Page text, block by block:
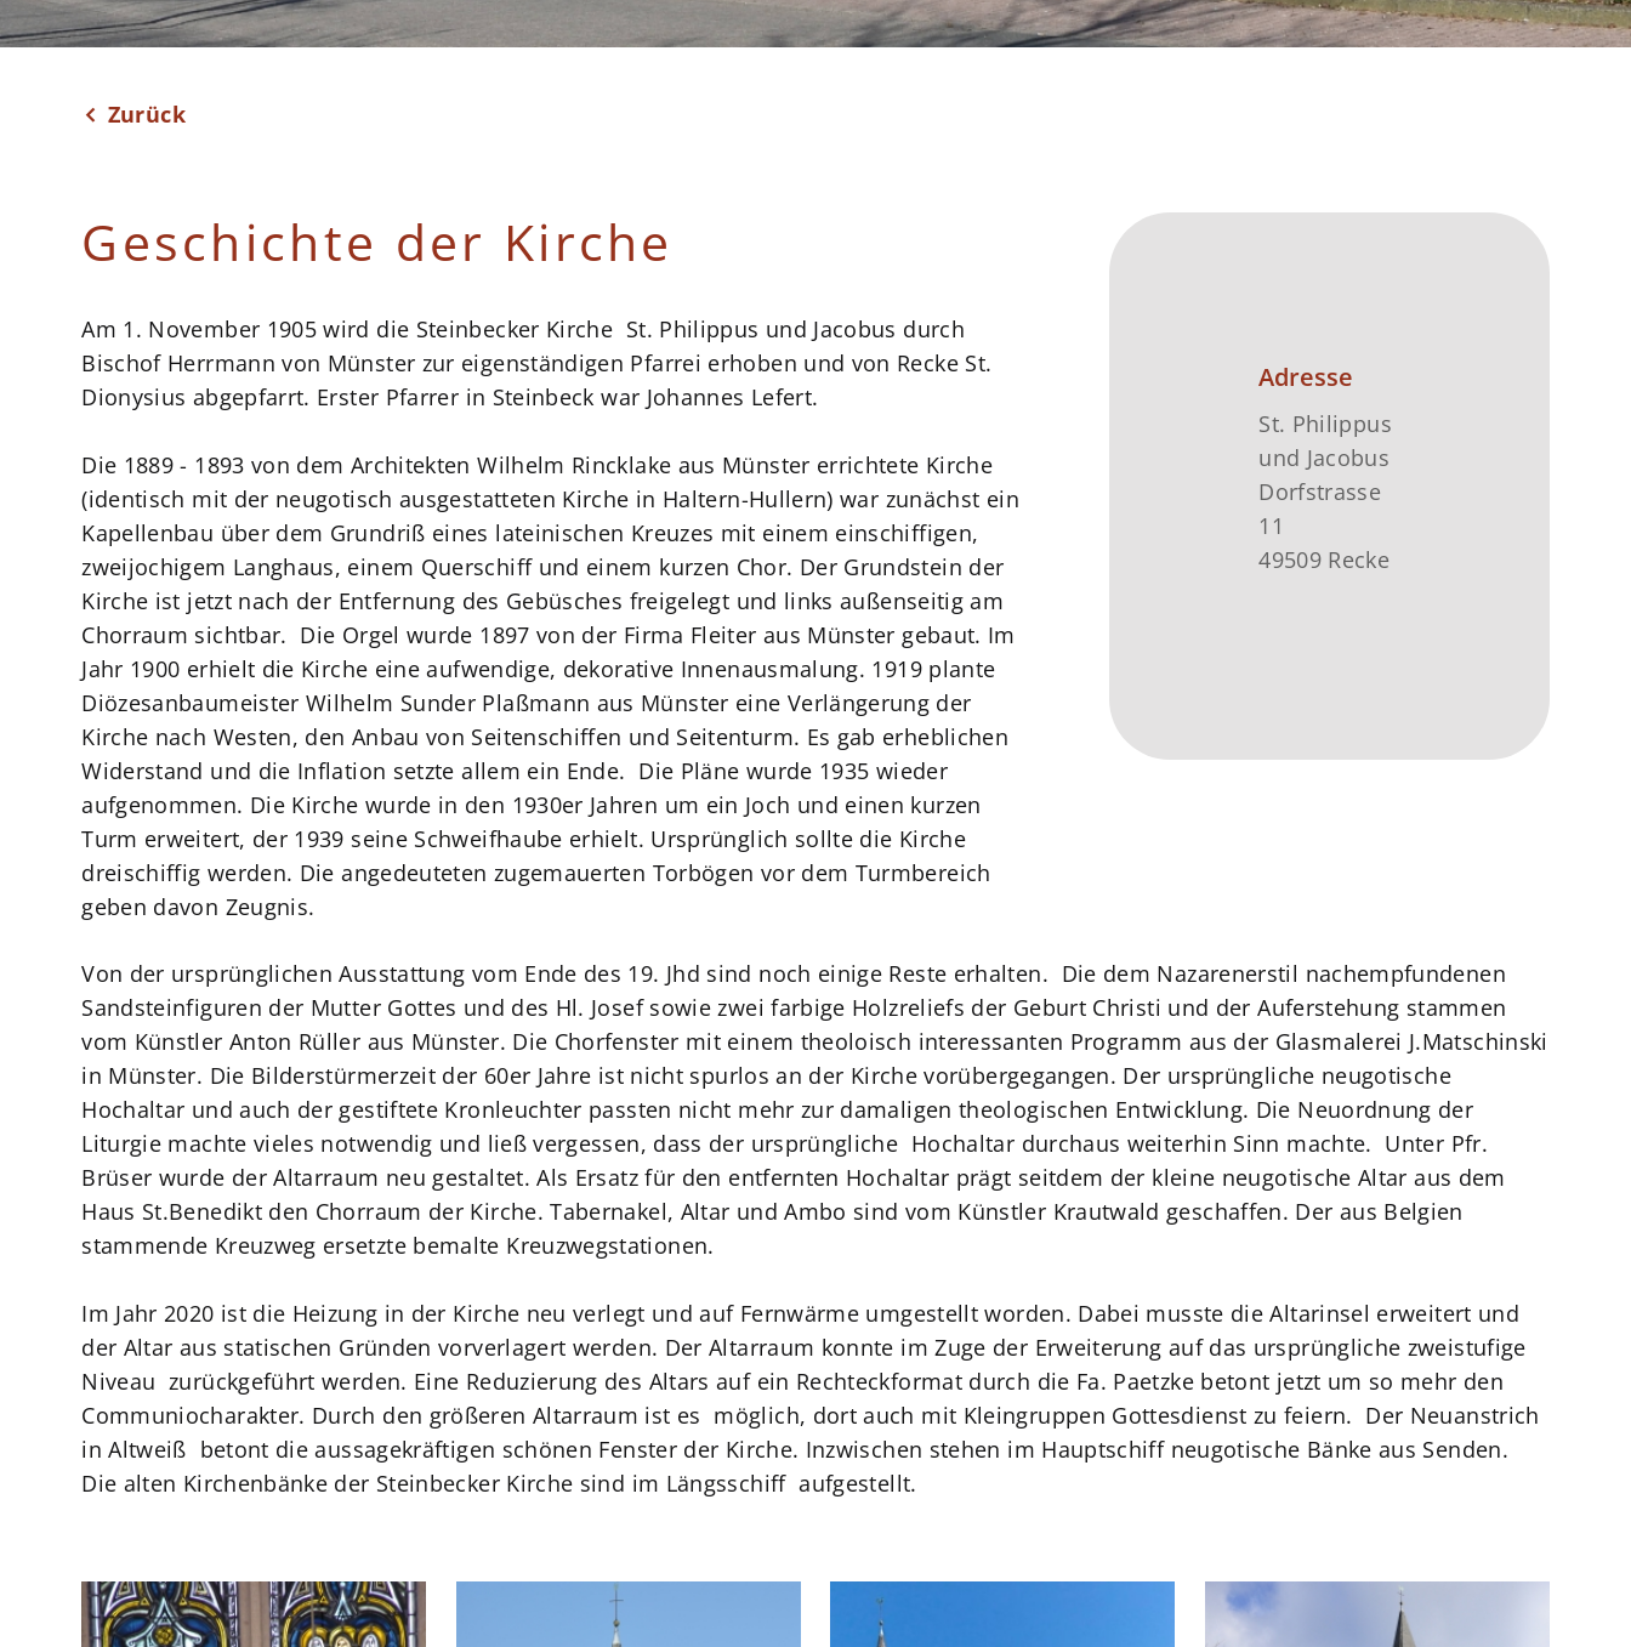
Zurück
Geschichte der Kirche
Am 1. November 1905 wird die Steinbecker Kirche St. Philippus und Jacobus durch
Bischof Herrmann von Münster zur eigenständigen Pfarrei erhoben und von Recke St.
Dionysius abgepfarrt. Erster Pfarrer in Steinbeck war Johannes Lefert.
Die 1889 - 1893 von dem Architekten Wilhelm Rincklake aus Münster errichtete Kirche
(identisch mit der neugotisch ausgestatteten Kirche in Haltern-Hullern) war zunächst ein
Kapellenbau über dem Grundriß eines lateinischen Kreuzes mit einem einschiffigen,
zweijochigem Langhaus, einem Querschiff und einem kurzen Chor. Der Grundstein der
Kirche ist jetzt nach der Entfernung des Gebüsches freigelegt und links außenseitig am
Chorraum sichtbar. Die Orgel wurde 1897 von der Firma Fleiter aus Münster gebaut. Im
Jahr 1900 erhielt die Kirche eine aufwendige, dekorative Innenausmalung. 1919 plante
Diözesanbaumeister Wilhelm Sunder Plaßmann aus Münster eine Verlängerung der
Kirche nach Westen, den Anbau von Seitenschiffen und Seitenturm. Es gab erheblichen
Widerstand und die Inflation setzte allem ein Ende. Die Pläne wurde 1935 wieder
aufgenommen. Die Kirche wurde in den 1930er Jahren um ein Joch und einen kurzen
Turm erweitert, der 1939 seine Schweifhaube erhielt. Ursprünglich sollte die Kirche
dreischiffig werden. Die angedeuteten zugemauerten Torbögen vor dem Turmbereich
geben davon Zeugnis.
Adresse
St. Philippus
und Jacobus
Dorfstrasse
11
49509 Recke
Von der ursprünglichen Ausstattung vom Ende des 19. Jhd sind noch einige Reste erhalten. Die dem Nazarenerstil nachempfundenen
Sandsteinfiguren der Mutter Gottes und des Hl. Josef sowie zwei farbige Holzreliefs der Geburt Christi und der Auferstehung stammen
vom Künstler Anton Rüller aus Münster. Die Chorfenster mit einem theoloisch interessanten Programm aus der Glasmalerei J.Matschinski
in Münster. Die Bilderstürmerzeit der 60er Jahre ist nicht spurlos an der Kirche vorübergegangen. Der ursprüngliche neugotische
Hochaltar und auch der gestiftete Kronleuchter passten nicht mehr zur damaligen theologischen Entwicklung. Die Neuordnung der
Liturgie machte vieles notwendig und ließ vergessen, dass der ursprüngliche Hochaltar durchaus weiterhin Sinn machte. Unter Pfr.
Brüser wurde der Altarraum neu gestaltet. Als Ersatz für den entfernten Hochaltar prägt seitdem der kleine neugotische Altar aus dem
Haus St.Benedikt den Chorraum der Kirche. Tabernakel, Altar und Ambo sind vom Künstler Krautwald geschaffen. Der aus Belgien
stammende Kreuzweg ersetzte bemalte Kreuzwegstationen.
Im Jahr 2020 ist die Heizung in der Kirche neu verlegt und auf Fernwärme umgestellt worden. Dabei musste die Altarinsel erweitert und
der Altar aus statischen Gründen vorverlagert werden. Der Altarraum konnte im Zuge der Erweiterung auf das ursprüngliche zweistufige
Niveau zurückgeführt werden. Eine Reduzierung des Altars auf ein Rechteckformat durch die Fa. Paetzke betont jetzt um so mehr den
Communiocharakter. Durch den größeren Altarraum ist es möglich, dort auch mit Kleingruppen Gottesdienst zu feiern. Der Neuanstrich
in Altweiß betont die aussagekräftigen schönen Fenster der Kirche. Inzwischen stehen im Hauptschiff neugotische Bänke aus Senden.
Die alten Kirchenbänke der Steinbecker Kirche sind im Längsschiff aufgestellt.